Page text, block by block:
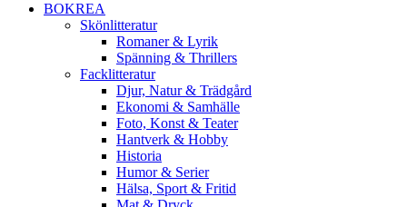
BOKREA
Skönlitteratur
Romaner & Lyrik
Spänning & Thrillers
Facklitteratur
Djur, Natur & Trädgård
Ekonomi & Samhälle
Foto, Konst & Teater
Hantverk & Hobby
Historia
Humor & Serier
Hälsa, Sport & Fritid